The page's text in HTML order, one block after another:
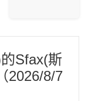
Sfax(斯
2026/8/7